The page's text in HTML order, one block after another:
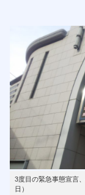
3度目の緊急事態宣言
日）